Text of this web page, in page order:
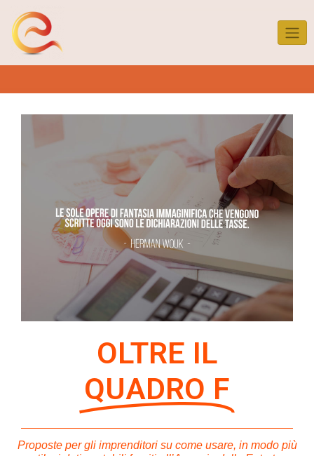
OLTRE IL
QUADRO F
Proposte per gli imprenditori su come usare, in modo più